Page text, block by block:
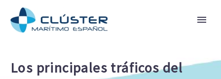
Los principales tráficos del